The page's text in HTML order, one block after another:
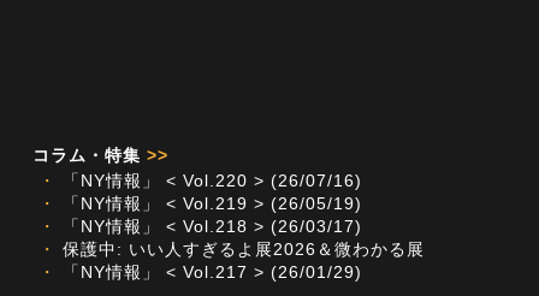
コラム・特集 >>
・
「NY情報」 < Vol.220 > (26/07/16)
・
「NY情報」 < Vol.219 > (26/05/19)
・
「NY情報」 < Vol.218 > (26/03/17)
・
保護中: いい人すぎるよ展2026＆微わかる展
・
「NY情報」 < Vol.217 > (26/01/29)